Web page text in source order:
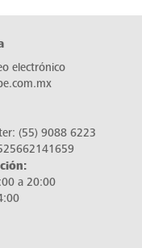
electrónico
(55) 9088 6223
a 20:00